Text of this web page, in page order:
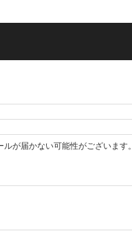
が届かない可能性がございます。